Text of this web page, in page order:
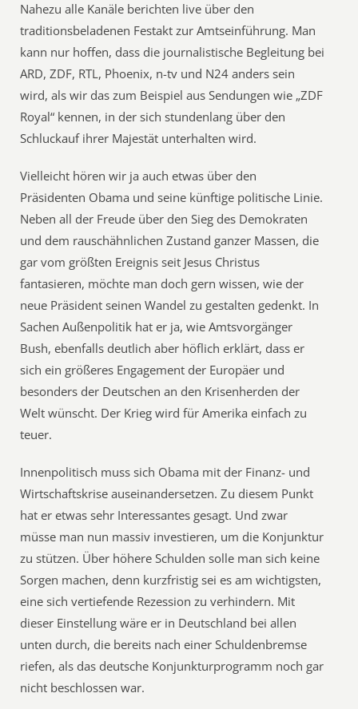
Nahezu alle Kanäle berichten live über den
traditionsbeladenen Festakt zur Amtseinführung. Man
kann nur hoffen, dass die journalistische Begleitung bei
ARD, ZDF, RTL, Phoenix, n-tv und N24 anders sein
wird, als wir das zum Beispiel aus Sendungen wie „ZDF
Royal“ kennen, in der sich stundenlang über den
Schluckauf ihrer Majestät unterhalten wird.
Vielleicht hören wir ja auch etwas über den
Präsidenten Obama und seine künftige politische Linie.
Neben all der Freude über den Sieg des Demokraten
und dem rauschähnlichen Zustand ganzer Massen, die
gar vom größten Ereignis seit Jesus Christus
fantasieren, möchte man doch gern wissen, wie der
neue Präsident seinen Wandel zu gestalten gedenkt. In
Sachen Außenpolitik hat er ja, wie Amtsvorgänger
Bush, ebenfalls deutlich aber höflich erklärt, dass er
sich ein größeres Engagement der Europäer und
besonders der Deutschen an den Krisenherden der
Welt wünscht. Der Krieg wird für Amerika einfach zu
teuer.
Innenpolitisch muss sich Obama mit der Finanz- und
Wirtschaftskrise auseinandersetzen. Zu diesem Punkt
hat er etwas sehr Interessantes gesagt. Und zwar
müsse man nun massiv investieren, um die Konjunktur
zu stützen. Über höhere Schulden solle man sich keine
Sorgen machen, denn kurzfristig sei es am wichtigsten,
eine sich vertiefende Rezession zu verhindern. Mit
dieser Einstellung wäre er in Deutschland bei allen
unten durch, die bereits nach einer Schuldenbremse
riefen, als das deutsche Konjunkturprogramm noch gar
nicht beschlossen war.